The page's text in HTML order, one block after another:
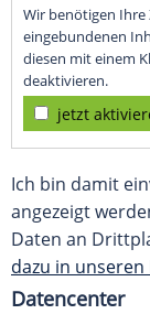
Wir benötigen
eingebundenen
diesen mit einem
deaktivieren.
jetzt
Ich bin damit
angezeigt
Daten an
dazu in
Datencenter